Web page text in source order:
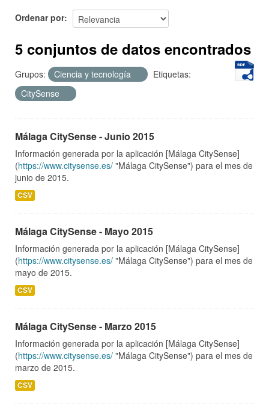
Ordenar por
5 conjuntos de datos encontrados
Grupos: Ciencia y tecnología
Etiquetas:
CitySense
Málaga CitySense - Junio 2015
Información generada por la aplicación [Málaga CitySense]
(https://www.citysense.es/ "Málaga CitySense") para el mes de
junio de 2015.
CSV
Málaga CitySense - Mayo 2015
Información generada por la aplicación [Málaga CitySense]
(https://www.citysense.es/ "Málaga CitySense") para el mes de
mayo de 2015.
CSV
Málaga CitySense - Marzo 2015
Información generada por la aplicación [Málaga CitySense]
(https://www.citysense.es/ "Málaga CitySense") para el mes de
marzo de 2015.
CSV